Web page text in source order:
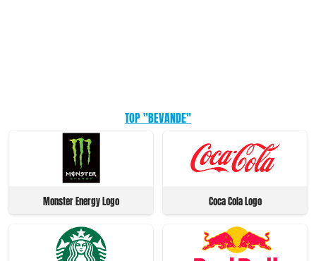
TOP "BEVANDE"
Monster Energy Logo Coca Cola Logo